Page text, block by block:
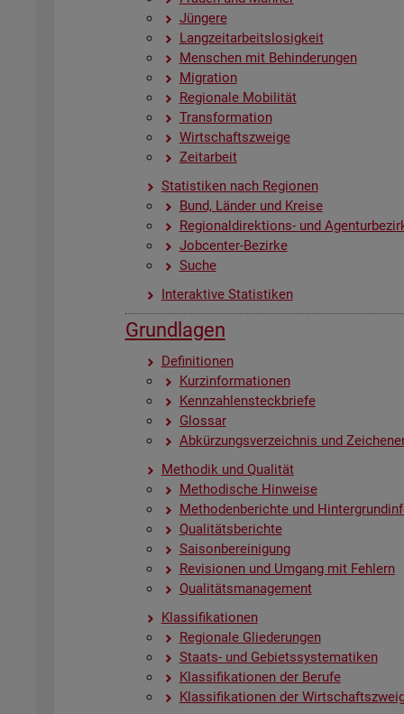
Jün­ge­re
Lang­zeit­ar­beits­lo­sig­keit
Men­schen mit Be­hin­de­run­gen
Mi­gra­ti­on
Re­gio­na­le Mo­bi­li­tät
Trans­for­ma­ti­on
Wirt­schafts­zwei­ge
Zeit­ar­beit
Sta­tis­ti­ken nach Re­gio­nen
Bund, Län­der und Krei­se
Re­gio­nal­di­rek­ti­ons- und
Job­cen­ter-Be­zir­ke
Suche
In­ter­ak­ti­ve Sta­tis­ti­ken
Grund­la­gen
De­fi­ni­tio­nen
Kurz­in­for­ma­tio­nen
Kenn­zah­len­steck­brie­fe
Glos­sar
Ab­kür­zungs­ver­zeich­nis und
Me­tho­dik und Qua­li­tät
Me­tho­di­sche Hin­wei­se
Me­tho­den­be­rich­te und
Qua­li­täts­be­rich­te
Sai­son­be­rei­ni­gung
Re­vi­sio­nen und Um­gang mit Feh­lern
Qua­li­täts­ma­nage­ment
Klas­si­fi­ka­tio­nen
Re­gio­na­le Glie­de­run­gen
Staats- und Ge­biets­sys­te­ma­ti­ken
Klas­si­fi­ka­tio­nen der Be­ru­fe
Klas­si­fi­ka­tio­nen der